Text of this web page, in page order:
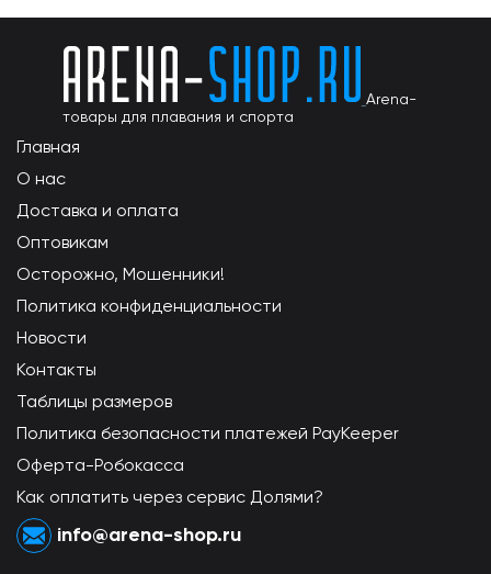
Arena-
товары для плавания и спорта
Главная
О нас
Доставка и оплата
Оптовикам
Осторожно, Мошенники!
Политика конфиденциальности
Новости
Контакты
Таблицы размеров
Политика безопасности платежей PayKeeper
Оферта-Робокасса
Как оплатить через сервис Долями?
info@arena-shop.ru